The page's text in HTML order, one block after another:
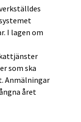
I lagen om
som ska
Anmälningar
året